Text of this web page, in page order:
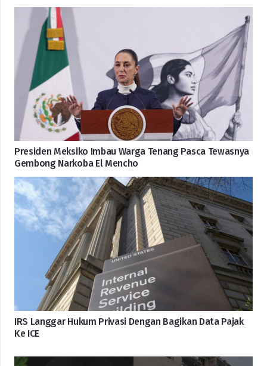
Presiden Meksiko Imbau Warga Tenang Pasca Tewasnya
Gembong Narkoba El Mencho
IRS Langgar Hukum Privasi Dengan Bagikan Data Pajak
Ke ICE